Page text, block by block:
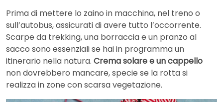
Prima di mettere lo zaino in macchina, nel treno o
sull’autobus, assicurati di avere tutto l’occorrente.
Scarpe da trekking, una borraccia e un pranzo al
sacco sono essenziali se hai in programma un
itinerario nella natura. Crema solare e un cappello
non dovrebbero mancare, specie se la rotta si
realizza in zone con scarsa vegetazione.